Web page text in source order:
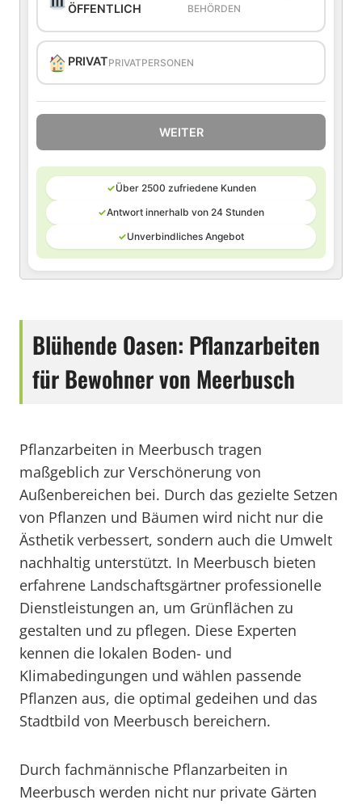
ÖFFENTLICH
BEHÖRDEN
PRIVATPRIVATPERSONEN
WEITER
✓Über 2500 zufriedene Kunden
✓Antwort innerhalb von 24 Stunden
✓Unverbindliches Angebot
Blühende Oasen: Pflanzarbeiten
für Bewohner von Meerbusch
Pflanzarbeiten in Meerbusch tragen
maßgeblich zur Verschönerung von
Außenbereichen bei. Durch das gezielte Setzen
von Pflanzen und Bäumen wird nicht nur die
Ästhetik verbessert, sondern auch die Umwelt
nachhaltig unterstützt. In Meerbusch bieten
erfahrene Landschaftsgärtner professionelle
Dienstleistungen an, um Grünflächen zu
gestalten und zu pflegen. Diese Experten
kennen die lokalen Boden- und
Klimabedingungen und wählen passende
Pflanzen aus, die optimal gedeihen und das
Stadtbild von Meerbusch bereichern.
Durch fachmännische Pflanzarbeiten in
Meerbusch werden nicht nur private Gärten